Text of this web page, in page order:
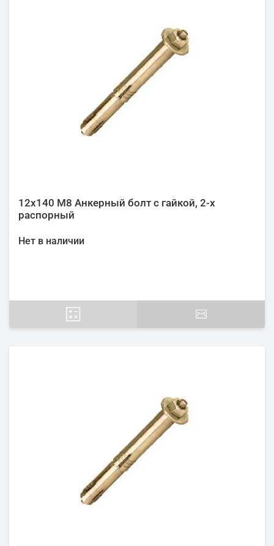
12х140 М8 Анкерный болт с гайкой, 2-х
распорный
Нет в наличии